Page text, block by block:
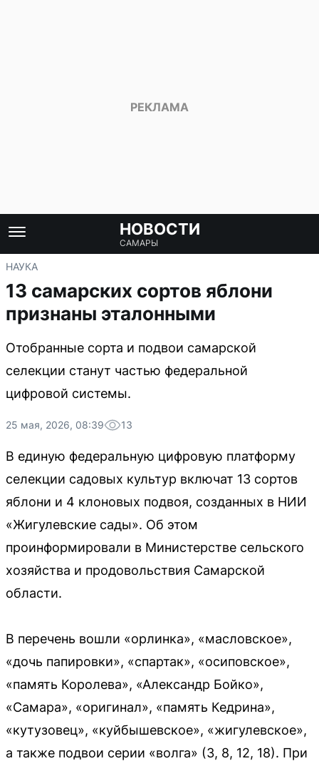
НОВОСТИ
САМАРЫ
НАУКА
13 самарских сортов яблони
признаны эталонными
Отобранные сорта и подвои самарской
селекции станут частью федеральной
цифровой системы.
25 мая, 2026, 08:39 13
В единую федеральную цифровую платформу
селекции садовых культур включат 13 сортов
яблони и 4 клоновых подвоя, созданных в НИИ
«Жигулевские сады». Об этом
проинформировали в Министерстве сельского
хозяйства и продовольствия Самарской
области.
В перечень вошли «орлинка», «масловское»,
«дочь папировки», «спартак», «осиповское»,
«память Королева», «Александр Бойко»,
«Самара», «оригинал», «память Кедрина»,
«кутузовец», «куйбышевское», «жигулевское»,
а также подвои серии «волга» (3, 8, 12, 18). При